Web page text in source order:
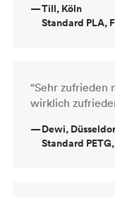
—Till, Köln
Standard PLA,
“Sehr zufrieden
wirklich
—Dewi,
Standard